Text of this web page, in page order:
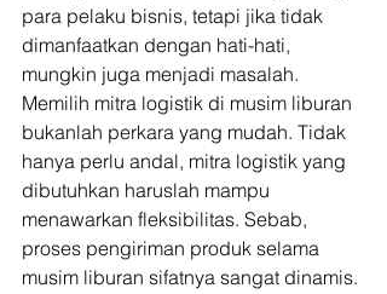
para pelaku bisnis, tetapi jika tidak
dimanfaatkan dengan hati-hati,
mungkin juga menjadi masalah.
Memilih mitra logistik di musim liburan
bukanlah perkara yang mudah. Tidak
hanya perlu andal, mitra logistik yang
dibutuhkan haruslah mampu
menawarkan fleksibilitas. Sebab,
proses pengiriman produk selama
musim liburan sifatnya sangat dinamis.